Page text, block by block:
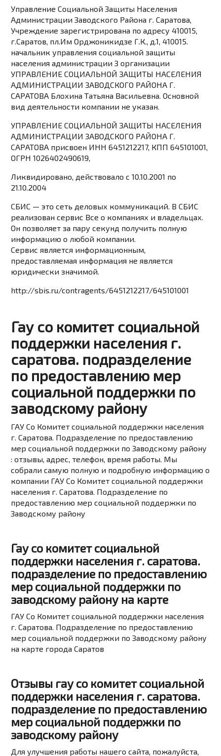
Управление Социальной Защиты Населения
Администрации Заводского Района г. Саратова,
Учреждение зарегистрирована по адресу 410015,
г.Саратов, пл.Им Орджоникидзе Г.К., д.1, 410015.
начальник управления социальной защиты
населения администрации З организации
УПРАВЛЕНИЕ СОЦИАЛЬНОЙ ЗАЩИТЫ НАСЕЛЕНИЯ
АДМИНИСТРАЦИИ ЗАВОДСКОГО РАЙОНА Г.
САРАТОВА Блохина Татьяна Васильевна. Основной
вид деятельности компании не указан.
УПРАВЛЕНИЕ СОЦИАЛЬНОЙ ЗАЩИТЫ НАСЕЛЕНИЯ
АДМИНИСТРАЦИИ ЗАВОДСКОГО РАЙОНА Г.
САРАТОВА присвоен ИНН 6451212217, КПП 645101001,
ОГРН 1026402490619,
Ликвидировано, действовало с 10.10.2001 по
21.10.2004
СБИС — это сеть деловых коммуникаций. В СБИС
реализован сервис Все о компаниях и владельцах.
Он позволяет за пару секунд получить полную
информацию о любой компании.
Сервис является информационным,
предоставляемая информация не является
юридически значимой.
http://sbis.ru/contragents/6451212217/645101001
Гау со комитет социальной
поддержки населения г.
саратова. подразделение
по предоставлению мер
социальной поддержки по
заводскому району
ГАУ Со Комитет социальной поддержки населения
г. Саратова. Подразделение по предоставлению
мер социальной поддержки по Заводскому району
: отзывы, адрес, телефон, время работы. Мы
собрали самую полную и подробную информацию о
компании ГАУ Со Комитет социальной поддержки
населения г. Саратова. Подразделение по
предоставлению мер социальной поддержки по
Заводскому району
Гау со комитет социальной
поддержки населения г. саратова.
подразделение по предоставлению
мер социальной поддержки по
заводскому району на карте
ГАУ Со Комитет социальной поддержки населения
г. Саратова. Подразделение по предоставлению
мер социальной поддержки по Заводскому району
на карте города Саратов
Отзывы гау со комитет социальной
поддержки населения г. саратова.
подразделение по предоставлению
мер социальной поддержки по
заводскому району
Для улучшения работы нашего сайта, пожалуйста,